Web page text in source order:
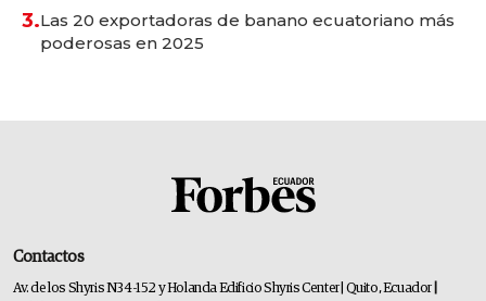
3.Las 20 exportadoras de banano ecuatoriano más
poderosas en 2025
Contactos
Av. de los Shyris N34-152 y Holanda Edificio Shyris Center | Quito, Ecuador